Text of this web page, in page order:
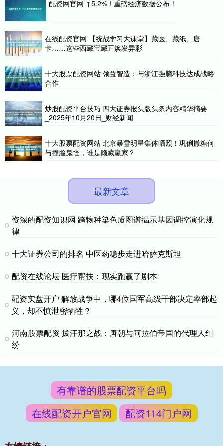
配资网官网 ↑5.2%！重磅经济数据公布！
在线配资官网 【统战学习大课堂】藏医、藏纸、唐
卡……这些西藏宝藏正焕发异彩
十大股票配资网站 领益智造：与浙江强脑科技达成战略
合作
炒股配资平台技巧 四大证券报头版头条内容精华摘要
_2025年10月20日_财经新闻
十大股票配资网站 北京暴雪明星集体晒照！巩俐撒糖何
与撞脸鬼怪，谁是隐藏赢家？
最新文章
资深的配资知识网 跨物种染色质图谱揭示基因调控演化规
律
十大证券公司的排名 中医药稳步走进哈萨克斯坦
配资在线论坛 医疗帮扶：现实跑赢了剧本
配资实盘开户 解放战争中，哪4位国军高级干部决定率部起
义，却不慎泄密牺牲？
河南股票配资 拔汗那之战：唐朝与阿拉伯帝国的代理人纠
纷
有靠谱的股票配资平台吗
在线配资开户官网
配资114门户网